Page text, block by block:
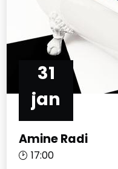
31
jan
Amine Radi
17:00